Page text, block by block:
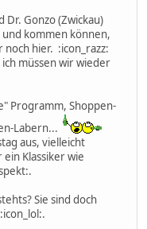
Dr. Gonzo (Zwickau)
kommen können,
noch hier. :icon_razz:
müssen wir wieder
Programm, Shoppen-
Labern...
aus, vielleicht
Klassiker wie
Sie sind doch